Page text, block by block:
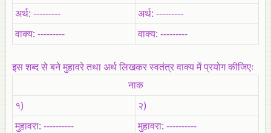
अर्थ: ---------
अर्थ: ---------
वाक्‍य: ---------
वाक्‍य: ---------
इस शब्‍द से बने मुहावरे तथा अर्थ लिखकर स्‍वतंत्र वाक्‍य में प्रयोग कीजिएः
नाक
१)
२)
मुहावरा: ----------
मुहावरा: ----------